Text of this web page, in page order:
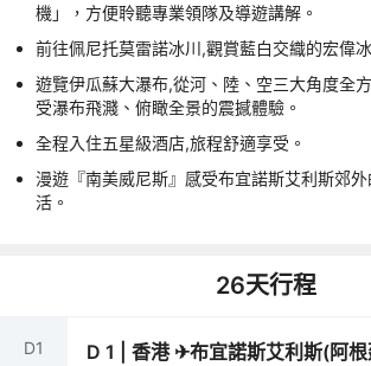
機」，方便聆聽專業領隊及導遊講解。
前往佩尼托莫雷諾冰川,觀賞藍白交織的宏偉冰
遊覽伊瓜蘇大瀑布,從河、陸、空三大角度全
受瀑布飛濺、俯瞰全景的震撼體驗。
全程入住五星級酒店,旅程舒適享受。
漫遊『南美威尼斯』感受布宜諾斯艾利斯郊
活。
26天行程
D1 D1 |香港 ✈布宜諾斯艾利斯(阿